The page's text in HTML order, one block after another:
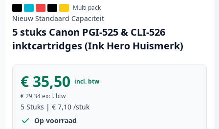
Multi pack
Nieuw Standaard Capaciteit
5 stuks Canon PGI-525 & CLI-526
inktcartridges (Ink Hero Huismerk)
€ 35,50 incl. btw
€ 29,34excl. btw
5 Stuks | € 7,10 /stuk
Op voorraad